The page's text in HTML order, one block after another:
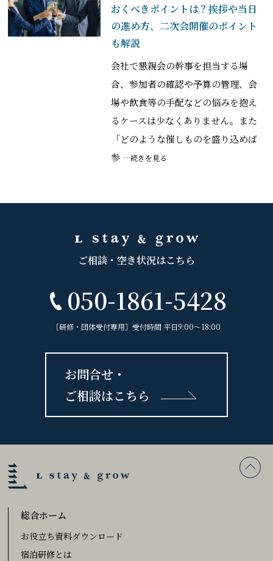
おくべきポイントは？挨拶や当日
の進め方、二次会開催のポイント
も解説
会社で懇親会の幹事を担当する場
合、参加者の確認や予算の管理、会
場や飲食等の手配などの悩みを抱え
るケースは少なくありません。また
「どのような催しものを盛り込めば
参 …続きを見る
ご相談・空き状況はこちら
050-1861-5428
［研修・団体受付専用］受付時間 平日9:00〜18:00
お問合せ・
ご相談はこちら
総合ホーム
お役立ち資料ダウンロード
宿泊研修とは